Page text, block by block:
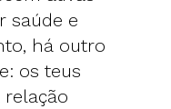
saúde e
há outro
os teus
relação